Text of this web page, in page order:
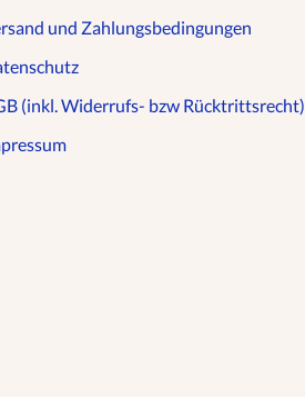
und Zahlungsbedingungen
(inkl. Widerrufs- bzw Rücktrittsrecht)